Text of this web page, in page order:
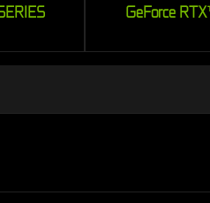
GeForce RTX